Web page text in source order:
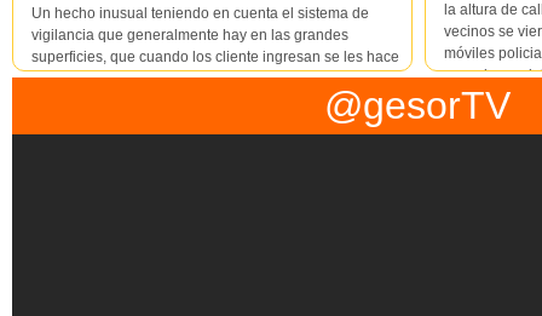
Un hecho inusual teniendo en cuenta el sistema de
vigilancia que generalmente hay en las grandes
superficies, que cuando los cliente ingresan se les hace
dejar lo bolsos o ponerlo adentro de otros lacrados que
proporciona la empresa, o si ingresa alguien con gorro
con visera se les pide que la coloquen para atrás, y otras
la altura de
vecinos se
móviles
a ese lugar,
sale
@gesorTV